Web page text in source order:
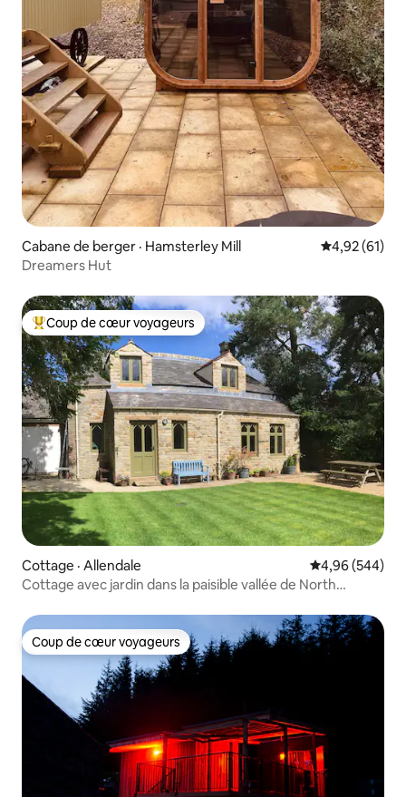
Cabane de berger · Hamsterley Mill Note
4,92 (61)
Dreamers Hut
Coup de cœur voyageurs parmi les plus aimés
Coup de cœur voyageurs
Cottage · Allendale Note
4,96 (544)
Cottage avec jardin dans la paisible vallée de North
Coup de cœur voyageurs
Coup de cœur voyageurs